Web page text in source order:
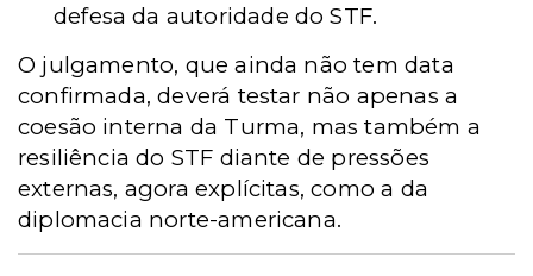
defesa da autoridade do STF.
O julgamento, que ainda não tem data
confirmada, deverá testar não apenas a
coesão interna da Turma, mas também a
resiliência do STF diante de pressões
externas, agora explícitas, como a da
diplomacia norte-americana.